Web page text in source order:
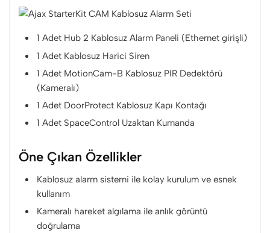
1 Adet Hub 2 Kablosuz Alarm Paneli (Ethernet girişli)
1 Adet Kablosuz Harici Siren
1 Adet MotionCam-B Kablosuz PIR Dedektörü
(Kameralı)
1 Adet DoorProtect Kablosuz Kapı Kontağı
1 Adet SpaceControl Uzaktan Kumanda
Öne Çıkan Özellikler
Kablosuz alarm sistemi ile kolay kurulum ve esnek
kullanım
Kameralı hareket algılama ile anlık görüntü
doğrulama